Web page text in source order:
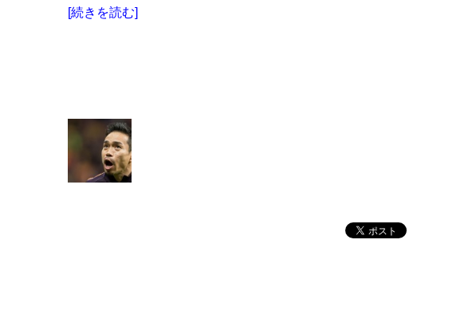
[続きを読む]